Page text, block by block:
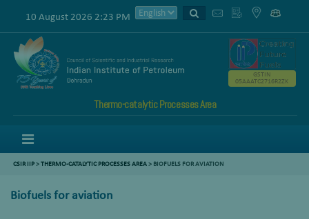
10 August 2026 2:23 PM
Thermo-catalytic Processes Area
GSTIN
05AAATC2716R2ZK
CSIR IIP>THERMO-CATALYTIC PROCESSES AREA> BIOFUELS FOR AVIATION
Biofuels for aviation